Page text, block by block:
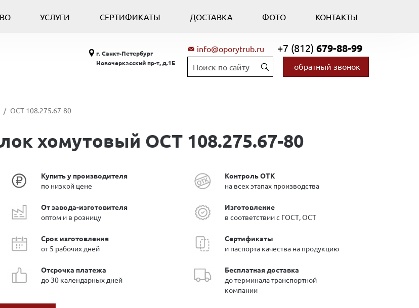
УСЛУГИ СЕРТИФИКАТЫ ДОСТАВКА ФОТО КОНТАКТЫ
г. Санкт-Петербург
Новочеркасский пр-т, д.1Е
info@oporytrub.ru +7 (812) 679-88-99
обратный звонок
ОСТ 108.275.67-80
хомутовый ОСТ 108.275.67-80
Купить у производителя
по низкой цене
Контроль ОТК
на всех этапах производства
От завода-изготовителя
оптом и в розницу
Изготовление
в соответствии с ГОСТ, ОСТ
Срок изготовления
от 5 рабочих дней
Сертификаты
и паспорта качества на продукцию
Отсрочка платежа
до 30 календарных дней
Бесплатная доставка
до терминала транспортной
компании